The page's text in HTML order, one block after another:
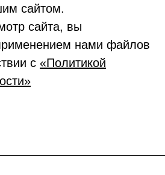
сайтом.
сайта, вы
нами файлов
с «Политикой